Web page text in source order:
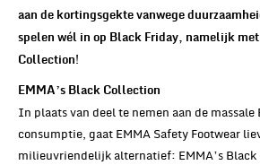
aan de kortingsgekte vanwege
spelen wél in op Black Friday, namelijk
Collection!
E MMA’s Black Collection
In plaats van deel te nemen aan de massale
consumptie, gaat EMMA Safety Footwear
milieuvriendelijk alternatief: EMMA’s Black